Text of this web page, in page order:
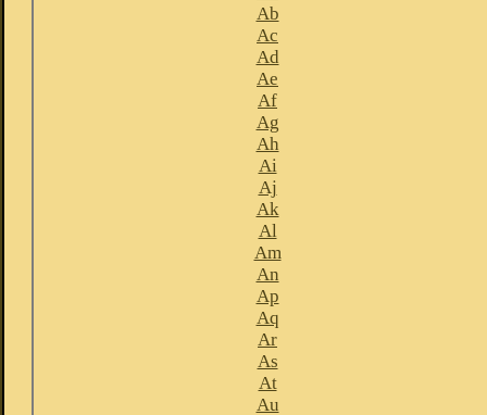
Ab
Ac
Ad
Ae
Af
Ag
Ah
Ai
Aj
Ak
Al
Am
An
Ap
Aq
Ar
As
At
Au